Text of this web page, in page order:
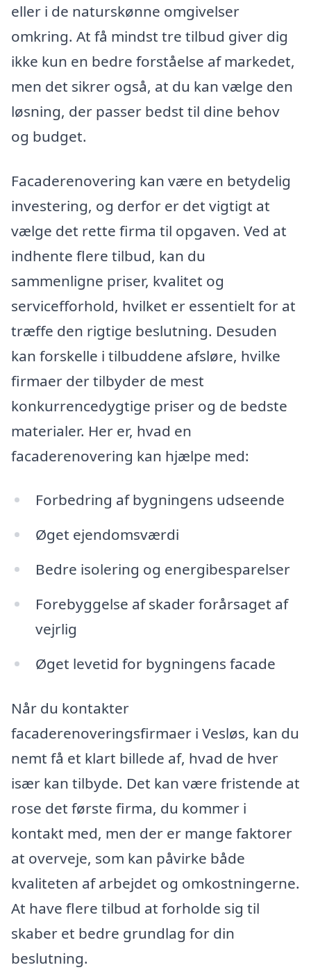
eller i de naturskønne omgivelser
omkring. At få mindst tre tilbud giver dig
ikke kun en bedre forståelse af markedet,
men det sikrer også, at du kan vælge den
løsning, der passer bedst til dine behov
og budget.
Facaderenovering kan være en betydelig
investering, og derfor er det vigtigt at
vælge det rette firma til opgaven. Ved at
indhente flere tilbud, kan du
sammenligne priser, kvalitet og
servicefforhold, hvilket er essentielt for at
træffe den rigtige beslutning. Desuden
kan forskelle i tilbuddene afsløre, hvilke
firmaer der tilbyder de mest
konkurrencedygtige priser og de bedste
materialer. Her er, hvad en
facaderenovering kan hjælpe med:
Forbedring af bygningens udseende
Øget ejendomsværdi
Bedre isolering og energibesparelser
Forebyggelse af skader forårsaget af
vejrlig
Øget levetid for bygningens facade
Når du kontakter
facaderenoveringsfirmaer i Vesløs, kan du
nemt få et klart billede af, hvad de hver
især kan tilbyde. Det kan være fristende at
rose det første firma, du kommer i
kontakt med, men der er mange faktorer
at overveje, som kan påvirke både
kvaliteten af arbejdet og omkostningerne.
At have flere tilbud at forholde sig til
skaber et bedre grundlag for din
beslutning.